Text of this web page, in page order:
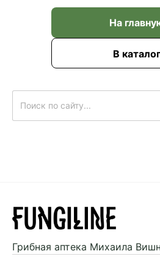
На
В каталог
Грибная аптека Михаила